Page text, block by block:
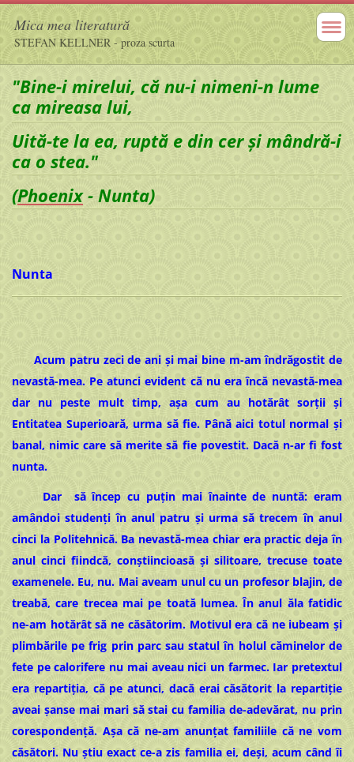
Mica mea literatură
STEFAN KELLNER - proza scurta
"Bine-i mirelui, că nu-i nimeni-n lume
ca mireasa lui,
Uită-te la ea, ruptă e din cer și mândră-i
ca o stea."
(Phoenix- Nunta)
Nunta
Acum patru zeci de ani și mai bine m-am îndrăgostit de
nevastă-mea. Pe atunci evident că nu era încă nevastă-mea
dar nu peste mult timp, așa cum au hotărât sorții și
Entitatea Superioară, urma să fie. Până aici totul normal și
banal, nimic care să merite să fie povestit. Dacă n-ar fi fost
nunta.
Dar să încep cu puțin mai înainte de nuntă: eram
amândoi studenți în anul patru și urma să trecem în anul
cinci la Politehnică. Ba nevastă-mea chiar era practic deja în
anul cinci fiindcă, conștiincioasă și silitoare, trecuse toate
examenele. Eu, nu. Mai aveam unul cu un profesor blajin, de
treabă, care trecea mai pe toată lumea. În anul ăla fatidic
ne-am hotărât să ne căsătorim. Motivul era că ne iubeam și
plimbările pe frig prin parc sau statul în holul căminelor de
fete pe calorifere nu mai aveau nici un farmec. Iar pretextul
era repartiția, că pe atunci, dacă erai căsătorit la repartiție
aveai șanse mai mari să stai cu familia de-adevărat, nu prin
corespondență. Așa că ne-am anunțat familiile că ne vom
căsători. Nu știu exact ce-a zis familia ei, deși, acum când îi